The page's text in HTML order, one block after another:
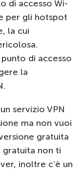
di accesso Wi-
per gli hotspot
la cui
di accesso
la
servizio VPN
ma non vuoi
gratuita
gratuita non ti
inoltre c’è un